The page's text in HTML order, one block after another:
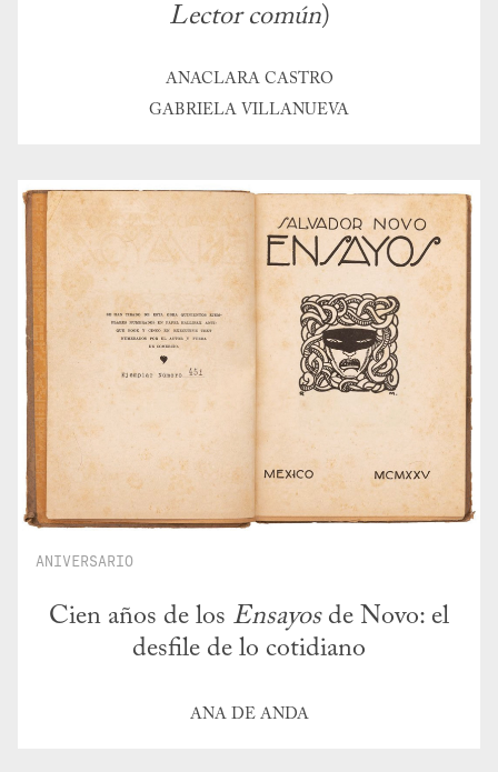
Lector común)
ANACLARA CASTRO
GABRIELA VILLANUEVA
ANIVERSARIO
Cien años de los Ensayosde Novo: el
desfile de lo cotidiano
ANA DE ANDA